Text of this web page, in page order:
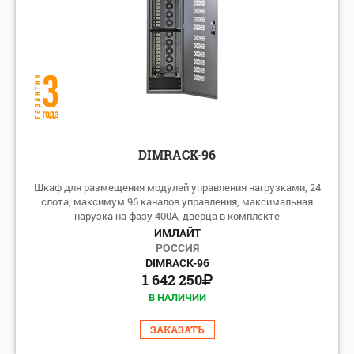
по цене: возрастанию
DIMRACK-96
Шкаф для размещения модулей управления нагрузками, 24
слота, максимум 96 каналов управления, максимальная
нарузка на фазу 400А, дверца в комплекте
ИМЛАЙТ
РОССИЯ
DIMRACK-96
1 642 250
В НАЛИЧИИ
ЗАКАЗАТЬ